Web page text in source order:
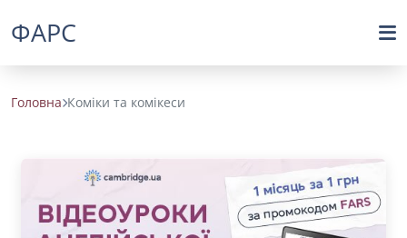
ФАРС
Головна Коміки та комікеси